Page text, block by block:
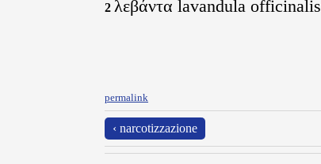
2 λεβάντα lavandula officinalis
permalink
‹ narcotizzazione